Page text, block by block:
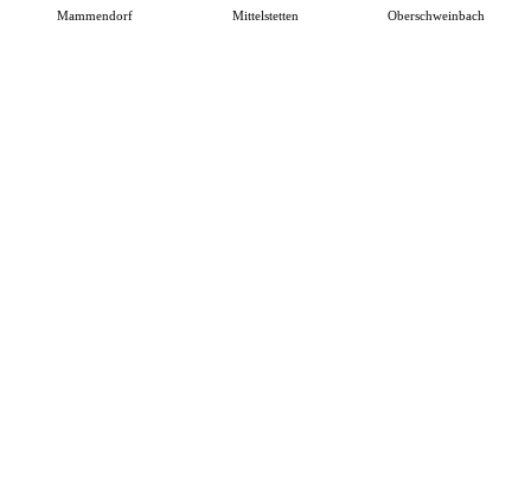
Mammendorf Mittelstetten Oberschweinbach